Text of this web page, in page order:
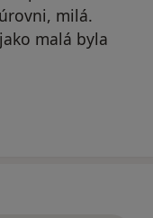
milá.
malá byla